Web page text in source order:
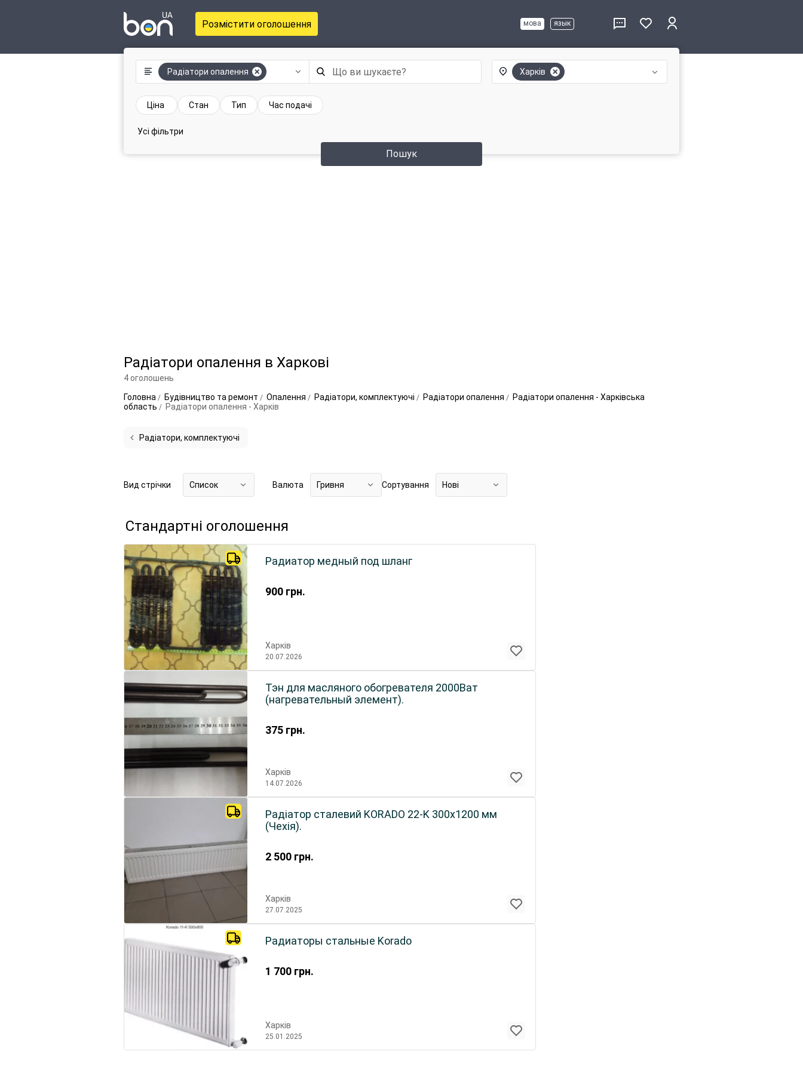
Розмістити оголошення мова язык
Радіатори опалення Харків
Пошук
Ціна Стан Тип Час подачі
Усі фільтри
Радіатори опалення в Харкові
4 оголошень
Головна
Будівництво та ремонт Опалення Радіатори, комплектуючі Радіатори опалення
Радіатори опалення - Харківська
область
Радіатори опалення - Харків
Радіатори, комплектуючі
Вид стрічки Список Валюта Гривня Сортування Нові
Стандартні оголошення
900 грн.
Радиатор медный под шланг
Харків
20.07.2026
375 грн.
Тэн для масляного обогревателя 2000Ват
(нагревательный элемент).
Харків
14.07.2026
2 500 грн.
Радіатор сталевий KORADO 22-K 300х1200 мм
(Чехія).
Харків
27.07.2025
1 700 грн.
Радиаторы стальные Korado
Харків
25.01.2025